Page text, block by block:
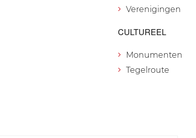
Verenigingen
CULTUREEL
Monumenten
Tegelroute